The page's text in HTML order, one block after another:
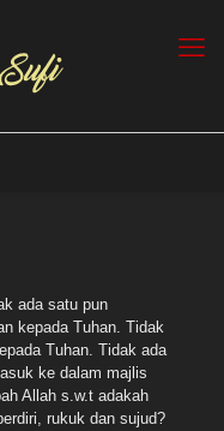
ada satu pun
kepada Tuhan. Tidak
Tuhan. Tidak ada
ke dalam majlis
Allah s.w.t adakah
rukuk dan sujud?